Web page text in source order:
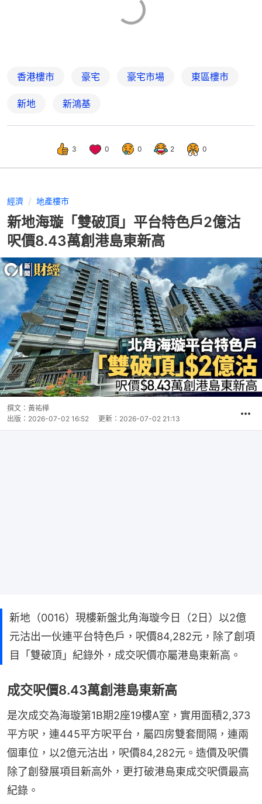
香港樓市 豪宅 豪宅市場 東區樓市
新地 新鴻基
3 0 0 2 0
經濟 地產樓市
新地海璇「雙破頂」平台特色戶2億沽
呎價8.43萬創港島東新高
撰文： 黃祐樺
出版： 2026-07-02 16:52 更新： 2026-07-02 21:13
新地（0016）現樓新盤北角海璇今日（2日）以2億
元沽出一伙連平台特色戶，呎價84,282元，除了創項
目「雙破頂」紀錄外，成交呎價亦屬港島東新高。
成交呎價8.43萬創港島東新高
是次成交為海璇第1B期2座19樓A室，實用面積2,373
平方呎，連445平方呎平台，屬四房雙套間隔，連兩
個車位，以2億元沽出，呎價84,282元。造價及呎價
除了創發展項目新高外，更打破港島東成交呎價最高
紀錄。